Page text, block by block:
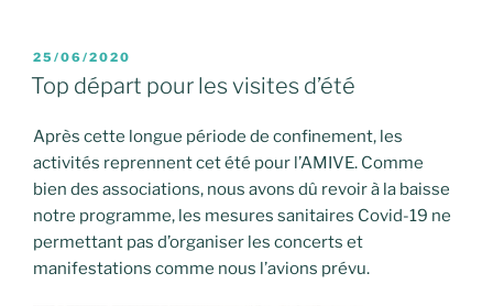
PUBLIÉ
LE
25/06/2020
Top départ pour les visites d’été
Après cette longue période de confinement, les
activités reprennent cet été pour l’AMIVE. Comme
bien des associations, nous avons dû revoir à la baisse
notre programme, les mesures sanitaires Covid-19 ne
permettant pas d’organiser les concerts et
manifestations comme nous l’avions prévu.